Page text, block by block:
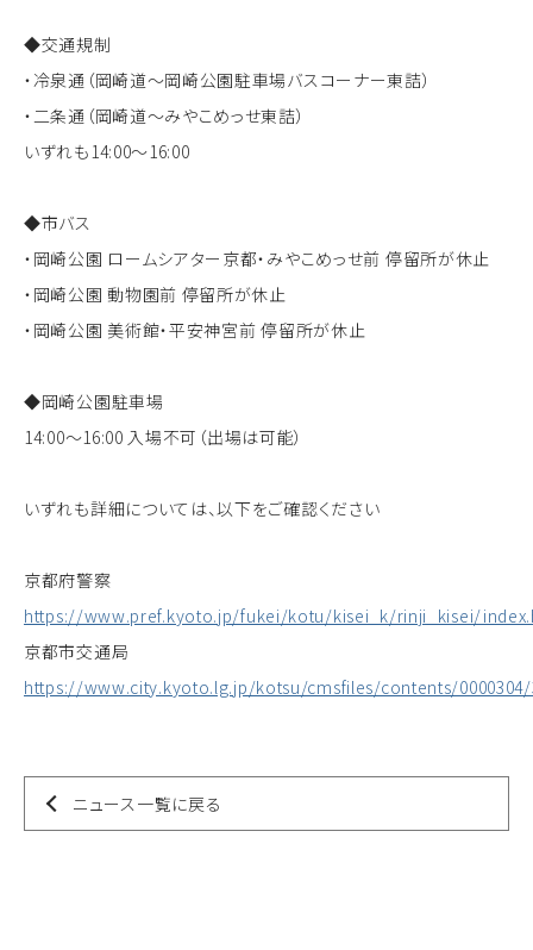
◆交通規制
・冷泉通（岡崎道～岡崎公園駐車場バスコーナー東詰）
・二条通（岡崎道～みやこめっせ東詰）
いずれも14:00～16:00
◆市バス
・岡崎公園 ロームシアター京都・みやこめっせ前 停留所が休止
・岡崎公園 動物園前 停留所が休止
・岡崎公園 美術館・平安神宮前 停留所が休止
◆岡崎公園駐車場
14:00～16:00 入場不可（出場は可能）
いずれも詳細については、以下をご確認ください
京都府警察
https://www.pref.kyoto.jp/fukei/kotu/kisei_k/rinji_kisei/
京都市交通局
https://www.city.kyoto.lg.jp/kotsu/cmsfiles/contents/
ニュース一覧に戻る